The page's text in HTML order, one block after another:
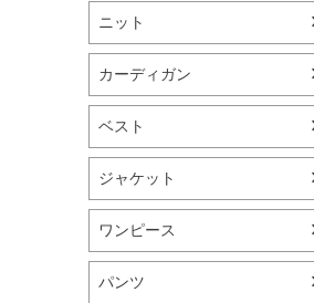
ニット
カーディガン
ベスト
ジャケット
ワンピース
パンツ